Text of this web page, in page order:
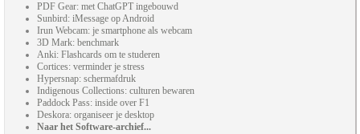
PDF Gear: met ChatGPT ingebouwd
Sunbird: iMessage op Android
Irun Webcam: je smartphone als webcam
3D Mark: benchmark
Anki: Flashcards om te studeren
Cortices: verminder je stress
Hypersnap: schermafdruk
Indigenous Collections: culturen bewaren
Paddock Pass: inside over F1
Deskora: organiseer je desktop
Naar het Software-archief...